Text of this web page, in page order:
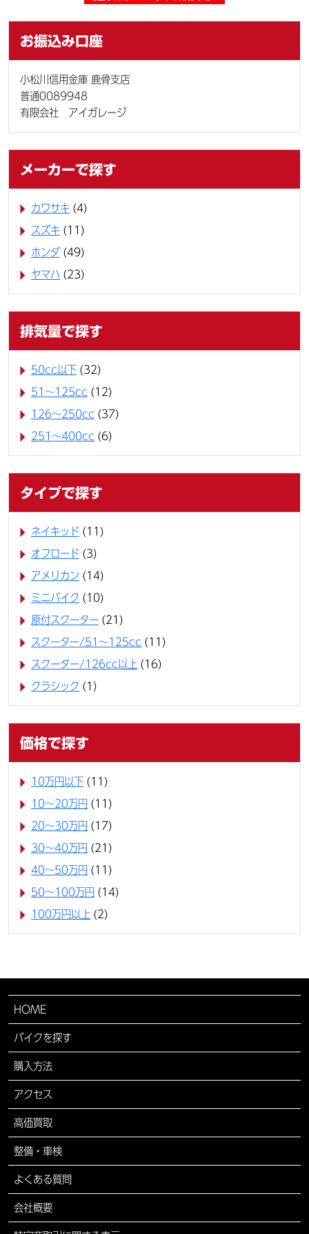
お振込み口座
小松川信用金庫 鹿骨支店
普通0089948
有限会社 アイガレージ
メーカーで探す
カワサキ (4)
スズキ (11)
ホンダ (49)
ヤマハ (23)
排気量で探す
50cc以下 (32)
51～125cc (12)
126～250cc (37)
251～400cc (6)
タイプで探す
ネイキッド (11)
オフロード (3)
アメリカン (14)
ミニバイク (10)
原付スクーター (21)
スクーター/51～125cc (11)
スクーター/126cc以上 (16)
クラシック (1)
価格で探す
10万円以下 (11)
10〜20万円 (11)
20〜30万円 (17)
30〜40万円 (21)
40〜50万円 (11)
50〜100万円 (14)
100万円以上 (2)
HOME
バイクを探す
購入方法
アクセス
高価買取
整備・車検
よくある質問
会社概要